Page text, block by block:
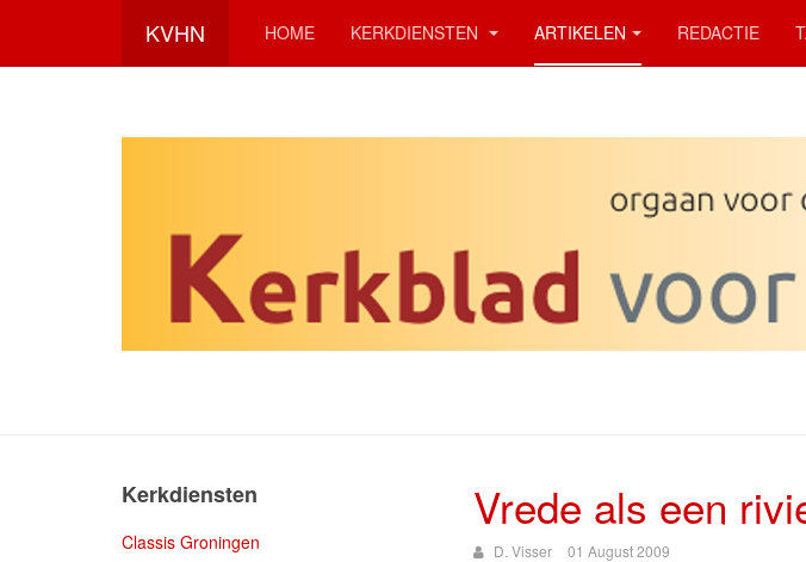
KVHN HOME KERKDIENSTEN ARTIKELEN REDACTIE
Vrede als een
D. Visser 01 August 2009
Kerkdiensten
Classis Groningen